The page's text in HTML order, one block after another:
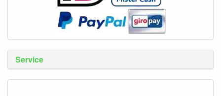
Service